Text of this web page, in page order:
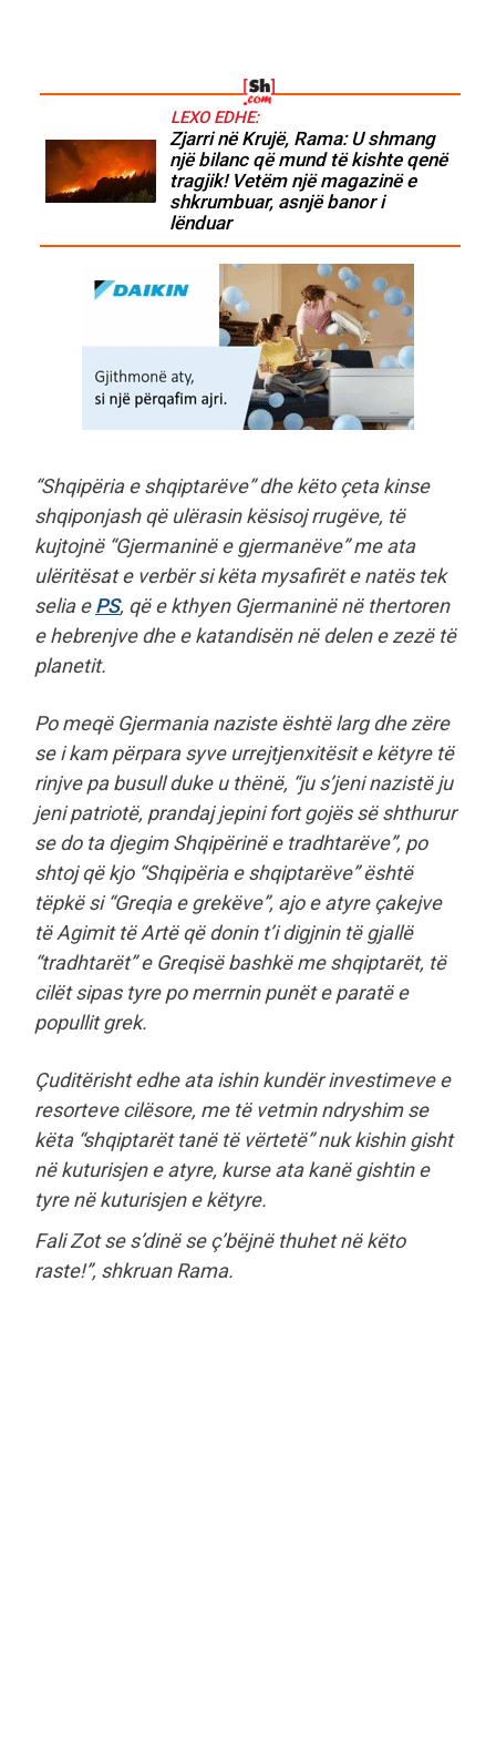
LEXO EDHE:
Zjarri në Krujë, Rama: U shmang
një bilanc që mund të kishte qenë
tragjik! Vetëm një magazinë e
shkrumbuar, asnjë banor i
lënduar
“Shqipëria e shqiptarëve” dhe këto çeta kinse
shqiponjash që ulërasin kësisoj rrugëve, të
kujtojnë “Gjermaninë e gjermanëve” me ata
ulëritësat e verbër si këta mysafirët e natës tek
selia ePS, që e kthyen Gjermaninë në thertoren
e hebrenjve dhe e katandisën në delen e zezë të
planetit.
Po meqë Gjermania naziste është larg dhe zëre
se i kam përpara syve urrejtjenxitësit e këtyre të
rinjve pa busull duke u thënë, “ju s’jeni nazistë ju
jeni patriotë, prandaj jepini fort gojës së shthurur
se do ta djegim Shqipërinë e tradhtarëve”, po
shtoj që kjo “Shqipëria e shqiptarëve” është
tëpkë si “Greqia e grekëve”, ajo e atyre çakejve
të Agimit të Artë që donin t’i digjnin të gjallë
“tradhtarët” e Greqisë bashkë me shqiptarët, të
cilët sipas tyre po merrnin punët e paratë e
popullit grek.
Çuditërisht edhe ata ishin kundër investimeve e
resorteve cilësore, me të vetmin ndryshim se
këta “shqiptarët tanë të vërtetë” nuk kishin gisht
në kuturisjen e atyre, kurse ata kanë gishtin e
tyre në kuturisjen e këtyre.
Fali Zot se s’dinë se ç’bëjnë thuhet në këto
raste!”, shkruan Rama.